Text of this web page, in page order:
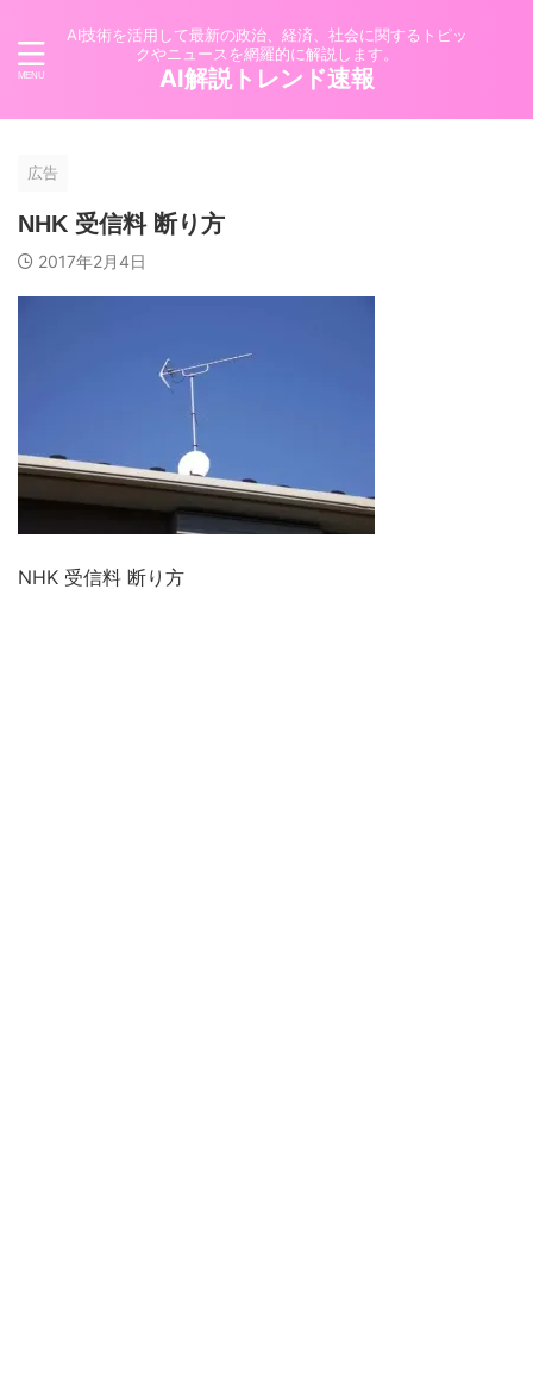
AI技術を活用して最新の政治、経済、社会に関するトピッ
クやニュースを網羅的に解説します。
AI解説トレンド速報
広告
NHK 受信料 断り方
2017年2月4日
NHK 受信料 断り方